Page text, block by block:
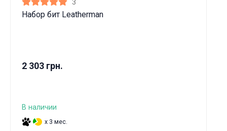
3
Набор бит Leatherman
2 303 грн.
В наличии
x 3 мес.